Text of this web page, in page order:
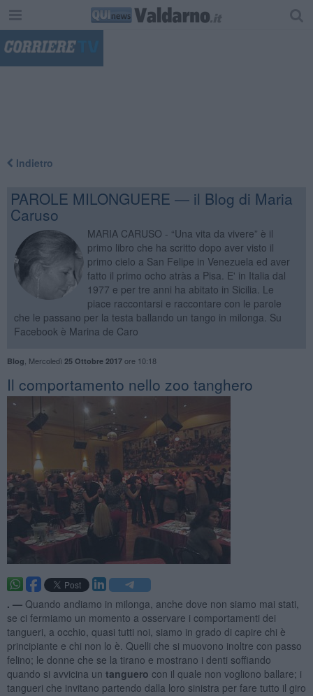
Indietro
PAROLE MILONGUERE — il Blog di Maria
Caruso
MARIA CARUSO - “Una vita da vivere” è il
primo libro che ha scritto dopo aver visto il
primo cielo a San Felipe in Venezuela ed aver
fatto il primo ocho atràs a Pisa. E' in Italia dal
1977 e per tre anni ha abitato in Sicilia. Le
piace raccontarsi e raccontare con le parole
che le passano per la testa ballando un tango in milonga. Su
Facebook è Marina de Caro
Blog Mercoledì 25 Ottobre 2017ore 10:18
Il comportamento nello zoo tanghero
. — Quando andiamo in milonga, anche dove non siamo mai stati,
se ci fermiamo un momento a osservare i comportamenti dei
tangueri, a occhio, quasi tutti noi, siamo in grado di capire chi è
principiante e chi non lo è. Quelli che si muovono inoltre con passo
felino; le donne che se la tirano e mostrano i denti soffiando
quando si avvicina un tanguero con il quale non vogliono ballare; i
tangueri che invitano partendo dalla loro sinistra per fare tutto il giro